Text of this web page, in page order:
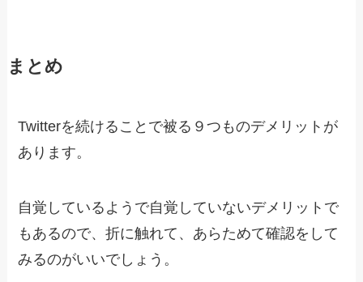
まとめ
Twitterを続けることで被る９つものデメリットが
あります。
自覚しているようで自覚していないデメリットで
もあるので、折に触れて、あらためて確認をして
みるのがいいでしょう。